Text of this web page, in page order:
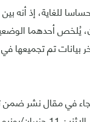
يُلخص أحدهما
في مقال نشر ضمن